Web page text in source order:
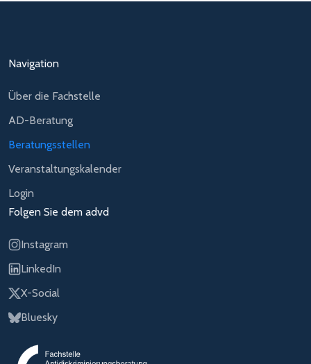
Navigation
Über die Fachstelle
AD-Beratung
Beratungsstellen
Veranstaltungskalender
Login
Folgen Sie dem advd
Instagram
LinkedIn
X-Social
Bluesky